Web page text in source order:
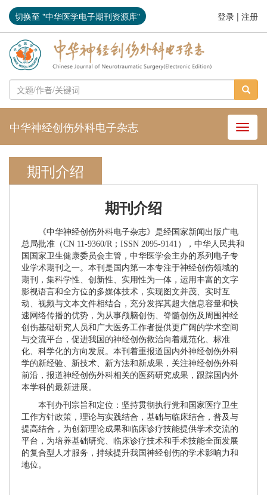
切换至 "中华医学电子期刊资源库" 登录 | 注册
导航
中华神经创伤外科电子杂志
期刊介绍
期刊介绍
《中华神经创伤外科电子杂志》是经国家新闻出版广电
总局批准（CN 11-9360/R；ISSN 2095-9141），中华人民共和
国国家卫生健康委员会主管，中华医学会主办的系列电子专
业学术期刊之一。本刊是国内第一本专注于神经创伤领域的
期刊，集科学性、创新性、实用性为一体，运用丰富的文字
影视语言和全方位的多媒体技术，实现图文并茂、实时互
动、视频与文本文件相结合，充分发挥其超大信息容量和快
速网络传播的优势，为从事颅脑创伤、脊髓创伤及周围神经
创伤基础研究人员和广大医务工作者提供更广阔的学术空间
与交流平台，促进我国的神经创伤救治向着规范化、标准
化、科学化的方向发展。本刊着重报道国内外神经创伤外科
学的新经验、新技术、新方法和新成果，关注神经创伤外科
前沿，报道神经创伤外科相关的医药研究成果，跟踪国内外
本学科的最新进展。
本刊办刊宗旨和定位：坚持贯彻执行党和国家医疗卫生
工作方针政策，理论与实践结合，基础与临床结合，普及与
提高结合，为创新理论成果和临床诊疗技能提供学术交流的
平台，为培养基础研究、临床诊疗技术和手术技能全面发展
的复合型人才服务，持续提升我国神经创伤的学术影响力和
地位。